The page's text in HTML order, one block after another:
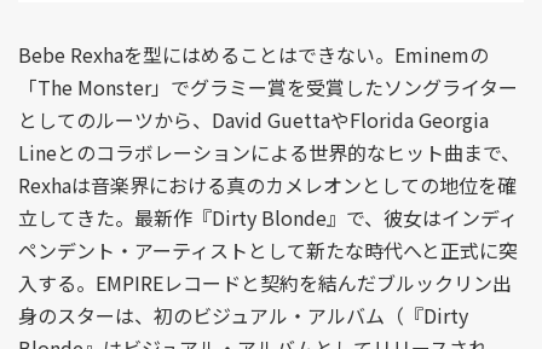
Bebe Rexhaを型にはめることはできない。Eminemの
「The Monster」でグラミー賞を受賞したソングライター
としてのルーツから、David GuettaやFlorida Georgia
Lineとのコラボレーションによる世界的なヒット曲まで、
Rexhaは音楽界における真のカメレオンとしての地位を確
立してきた。最新作『Dirty Blonde』で、彼女はインディ
ペンデント・アーティストとして新たな時代へと正式に突
入する。EMPIREレコードと契約を結んだブルックリン出
身のスターは、初のビジュアル・アルバム（『Dirty